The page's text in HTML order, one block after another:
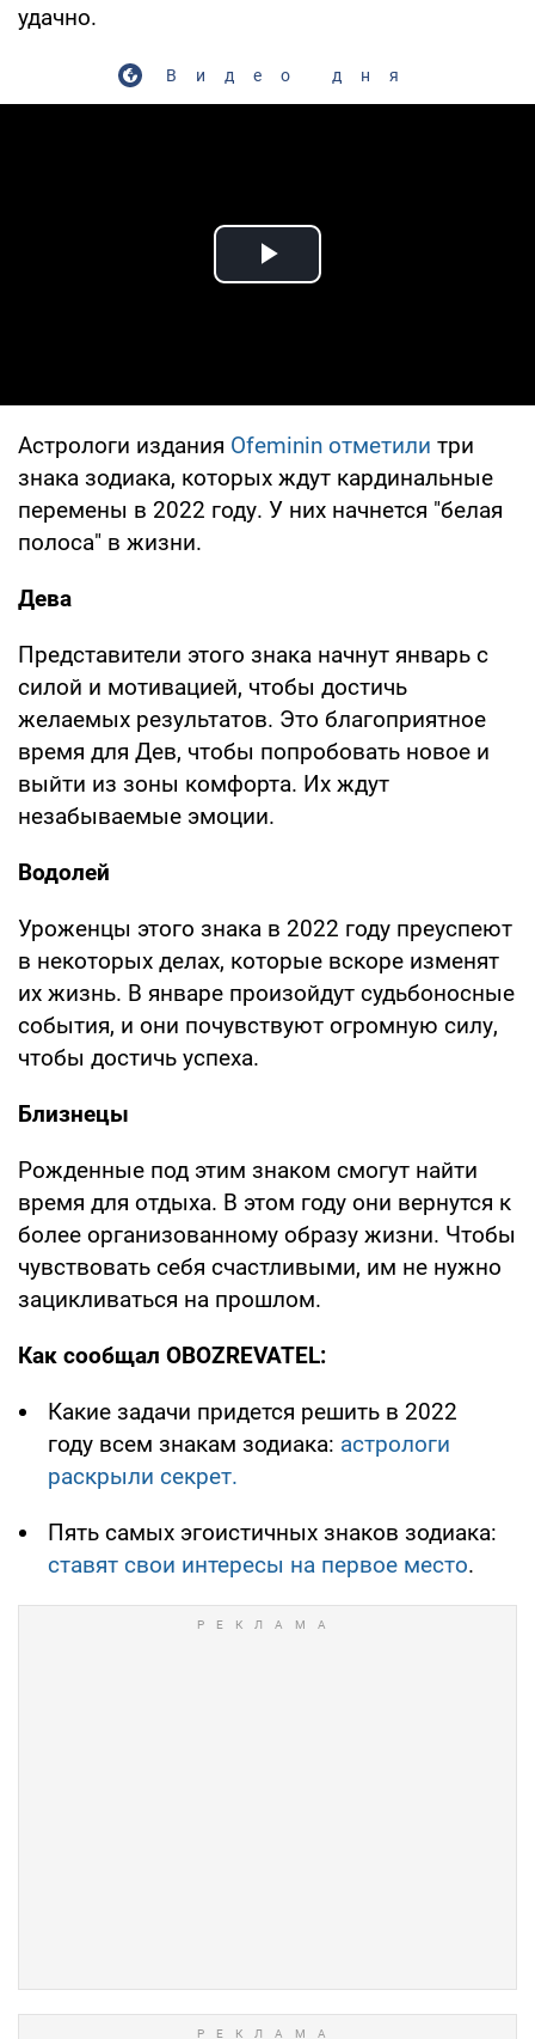
удачно.
Видео дня
Play Video
Астрологи издания Оfeminin отметили три
знака зодиака, которых ждут кардинальные
перемены в 2022 году. У них начнется "белая
полоса" в жизни.
Дева
Представители этого знака начнут январь с
силой и мотивацией, чтобы достичь
желаемых результатов. Это благоприятное
время для Дев, чтобы попробовать новое и
выйти из зоны комфорта. Их ждут
незабываемые эмоции.
Водолей
Уроженцы этого знака в 2022 году преуспеют
в некоторых делах, которые вскоре изменят
их жизнь. В январе произойдут судьбоносные
события, и они почувствуют огромную силу,
чтобы достичь успеха.
Близнецы
Рожденные под этим знаком смогут найти
время для отдыха. В этом году они вернутся к
более организованному образу жизни. Чтобы
чувствовать себя счастливыми, им не нужно
зацикливаться на прошлом.
Как сообщал OBOZREVATEL:
Какие задачи придется решить в 2022
году всем знакам зодиака: астрологи
раскрыли секрет.
Пять самых эгоистичных знаков зодиака:
ставят свои интересы на первое место.